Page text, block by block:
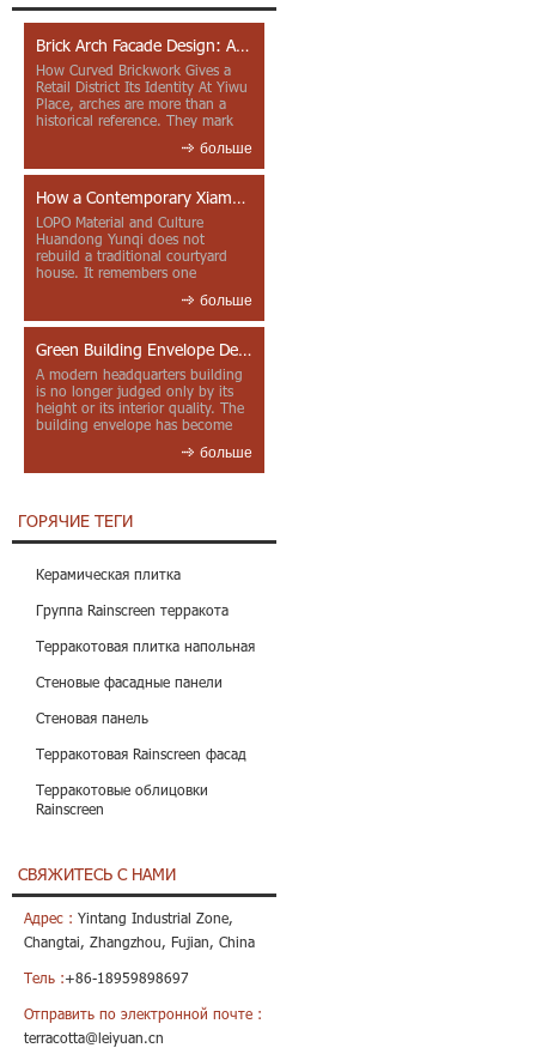
Brick Arch Facade Design: A Closer Look at Yiwu Place
How Curved Brickwork Gives a
Retail District Its Identity At Yiwu
Place, arches are more than a
historical reference. They mark
больше
How a Contemporary Xiamen Project Reframes Minnan Red Brick
LOPO Material and Culture
Huandong Yunqi does not
rebuild a traditional courtyard
house. It remembers one
больше
Green Building Envelope Design: Clay Sunscreen Fins for Modern Headquarters Architecture
A modern headquarters building
is no longer judged only by its
height or its interior quality. The
building envelope has become
больше
ГОРЯЧИЕ ТЕГИ
Керамическая плитка
Группа Rainscreen терракота
Терракотовая плитка напольная
Стеновые фасадные панели
Стеновая панель
Терракотовая Rainscreen фасад
Терракотовые облицовки
Rainscreen
СВЯЖИТЕСЬ С НАМИ
Адрес : Yintang Industrial Zone,
Changtai, Zhangzhou, Fujian, China
Тель :+86-18959898697
Отправить по электронной почте :
terracotta@leiyuan.cn